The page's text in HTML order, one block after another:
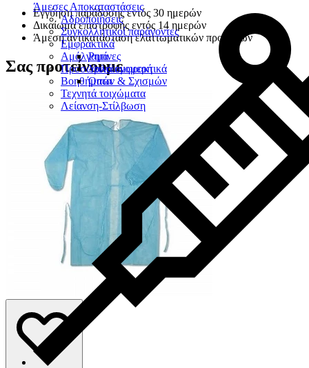
Άμεσες Αποκαταστάσεις
Αδροποιήσεις
Συγκολλητικοί παράγοντες
Εμφρακτικά
Ρητίνες
Υαλοϊονομερή
Οπών & Σχισμών
Αμάλγαμα
Προσωρινά εμφρακτικά
Βοηθήματα
Τεχνητά τοιχώματα
Λείανση-Στίλβωση
Εγγύηση παράδοσης εντός 30 ημερών
Δικαίωμα επιστροφής εντός 14 ημερών
Άμεση αντικατάσταση ελαττωματικών προϊόντων
Σας προτείνουμε